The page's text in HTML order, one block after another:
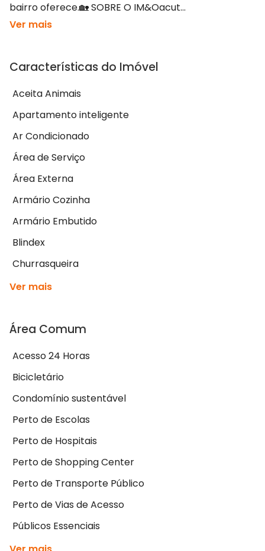
bairro oferece.🏡 SOBRE O IM&Oacut...
Ver mais
Características do Imóvel
Aceita Animais
Apartamento inteligente
Ar Condicionado
Área de Serviço
Área Externa
Armário Cozinha
Armário Embutido
Blindex
Churrasqueira
Ver mais
Área Comum
Acesso 24 Horas
Bicicletário
Condomínio sustentável
Perto de Escolas
Perto de Hospitais
Perto de Shopping Center
Perto de Transporte Público
Perto de Vias de Acesso
Públicos Essenciais